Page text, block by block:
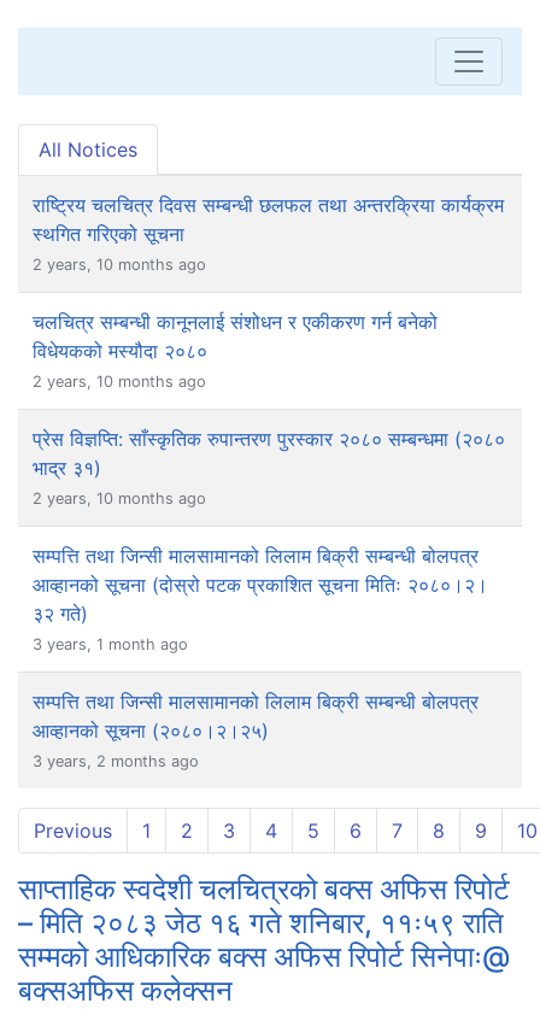
All Notices
राष्ट्रिय चलचित्र दिवस सम्बन्धी छलफल तथा अन्तरक्रिया कार्यक्रम
स्थगित गरिएको सूचना
2 years, 10 months ago
चलचित्र सम्बन्धी कानूनलाई संशोधन र एकीकरण गर्न बनेको
विधेयकको मस्यौदा २०८०
2 years, 10 months ago
प्रेस विज्ञप्ति: साँस्कृतिक रुपान्तरण पुरस्कार २०८० सम्बन्धमा (२०८०
भाद्र ३१)
2 years, 10 months ago
सम्पत्ति तथा जिन्सी मालसामानको लिलाम बिक्री सम्बन्धी बोलपत्र
आव्हानको सूचना (दोस्रो पटक प्रकाशित सूचना मितिः २०८०।२।
३२ गते)
3 years, 1 month ago
सम्पत्ति तथा जिन्सी मालसामानको लिलाम बिक्री सम्बन्धी बोलपत्र
आव्हानको सूचना (२०८०।२।२५)
3 years, 2 months ago
Previous 1 2 3 4 5 6 7 8 9 10
साप्ताहिक स्वदेशी चलचित्रको बक्स अफिस रिपोर्ट
– मिति २०८३ जेठ १६ गते शनिबार, ११ः५९ राति
सम्मको आधिकारिक बक्स अफिस रिपोर्ट सिनेपाः@
बक्सअफिस कलेक्सन